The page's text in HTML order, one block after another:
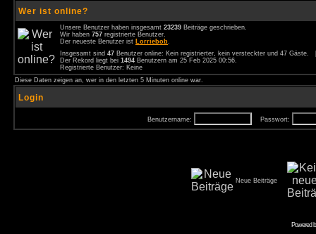
Wer ist online?
Unsere Benutzer haben insgesamt 23239 Beiträge geschrieben.
Wir haben 757 registrierte Benutzer.
Der neueste Benutzer ist Lorriebob.
Insgesamt sind 47 Benutzer online: Kein registrierter, kein versteckter und 47
Der Rekord liegt bei 1494 Benutzern am 25 Feb 2025 00:56.
Registrierte Benutzer: Keine
Diese Daten zeigen an, wer in den letzten 5 Minuten online war.
Login
Benutzername: Passwort:
Neue Beiträge
Powered